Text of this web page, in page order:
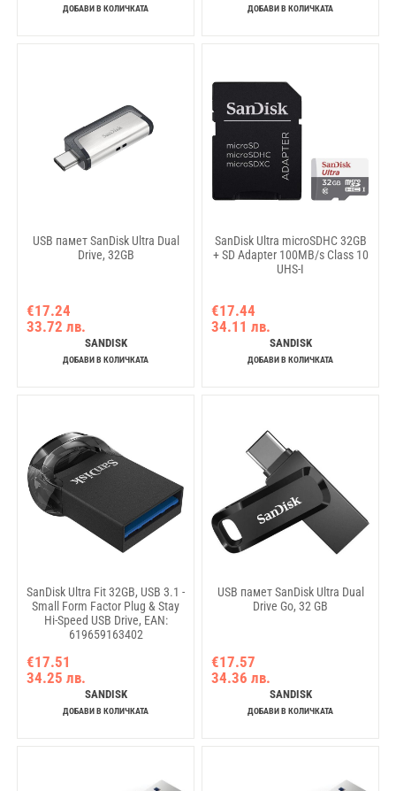
ДОБАВИ В КОЛИЧКАТА ДОБАВИ В КОЛИЧКАТА
USB памет SanDisk Ultra Dual
Drive, 32GB
€17.24
33.72 лв.
SANDISK
ДОБАВИ В КОЛИЧКАТА
SanDisk Ultra microSDHC 32GB
+ SD Adapter 100MB/s Class 10
UHS-I
€17.44
34.11 лв.
SANDISK
ДОБАВИ В КОЛИЧКАТА
SanDisk Ultra Fit 32GB, USB 3.1 -
Small Form Factor Plug & Stay
Hi-Speed USB Drive, EAN:
619659163402
€17.51
34.25 лв.
SANDISK
ДОБАВИ В КОЛИЧКАТА
USB памет SanDisk Ultra Dual
Drive Go, 32 GB
€17.57
34.36 лв.
SANDISK
ДОБАВИ В КОЛИЧКАТА